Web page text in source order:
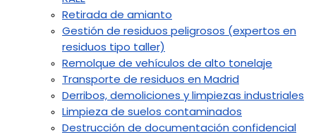
Retirada de amianto
Gestión de residuos peligrosos (expertos en
residuos tipo taller)
Remolque de vehículos de alto tonelaje
Transporte de residuos en Madrid
Derribos, demoliciones y limpiezas industriales
Limpieza de suelos contaminados
Destrucción de documentación confidencial